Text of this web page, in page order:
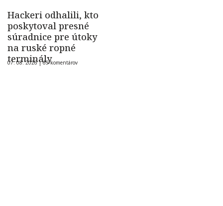
Hackeri odhalili, kto
poskytoval presné
súradnice pre útoky
na ruské ropné
terminály
07. 08. 2026 |69 komentárov